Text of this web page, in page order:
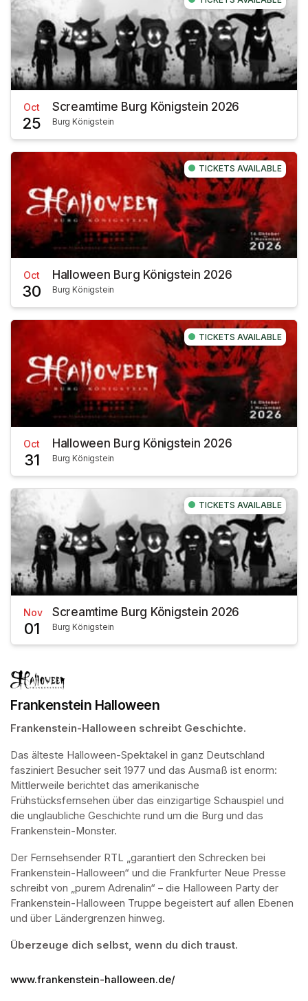
Oct
25
Screamtime Burg Königstein 2026
Burg Königstein
TICKETS AVAILABLE
Oct
30
Halloween Burg Königstein 2026
Burg Königstein
TICKETS AVAILABLE
Oct
31
Halloween Burg Königstein 2026
Burg Königstein
TICKETS AVAILABLE
Nov
01
Screamtime Burg Königstein 2026
Burg Königstein
Frankenstein Halloween
Frankenstein-Halloween schreibt Geschichte.
Das älteste Halloween-Spektakel in ganz Deutschland
fasziniert Besucher seit 1977 und das Ausmaß ist enorm:
Mittlerweile berichtet das amerikanische
Frühstücksfernsehen über das einzigartige Schauspiel und
die unglaubliche Geschichte rund um die Burg und das
Frankenstein-Monster.
Der Fernsehsender RTL „garantiert den Schrecken bei
Frankenstein-Halloween“ und die Frankfurter Neue Presse
schreibt von „purem Adrenalin“ – die Halloween Party der
Frankenstein-Halloween Truppe begeistert auf allen Ebenen
und über Ländergrenzen hinweg.
Überzeuge dich selbst, wenn du dich traust.
www.frankenstein-halloween.de/